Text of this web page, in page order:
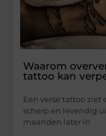
Waarom
tattoo kan
Een verse tattoo ziet
scherp en levendig
maanden later in